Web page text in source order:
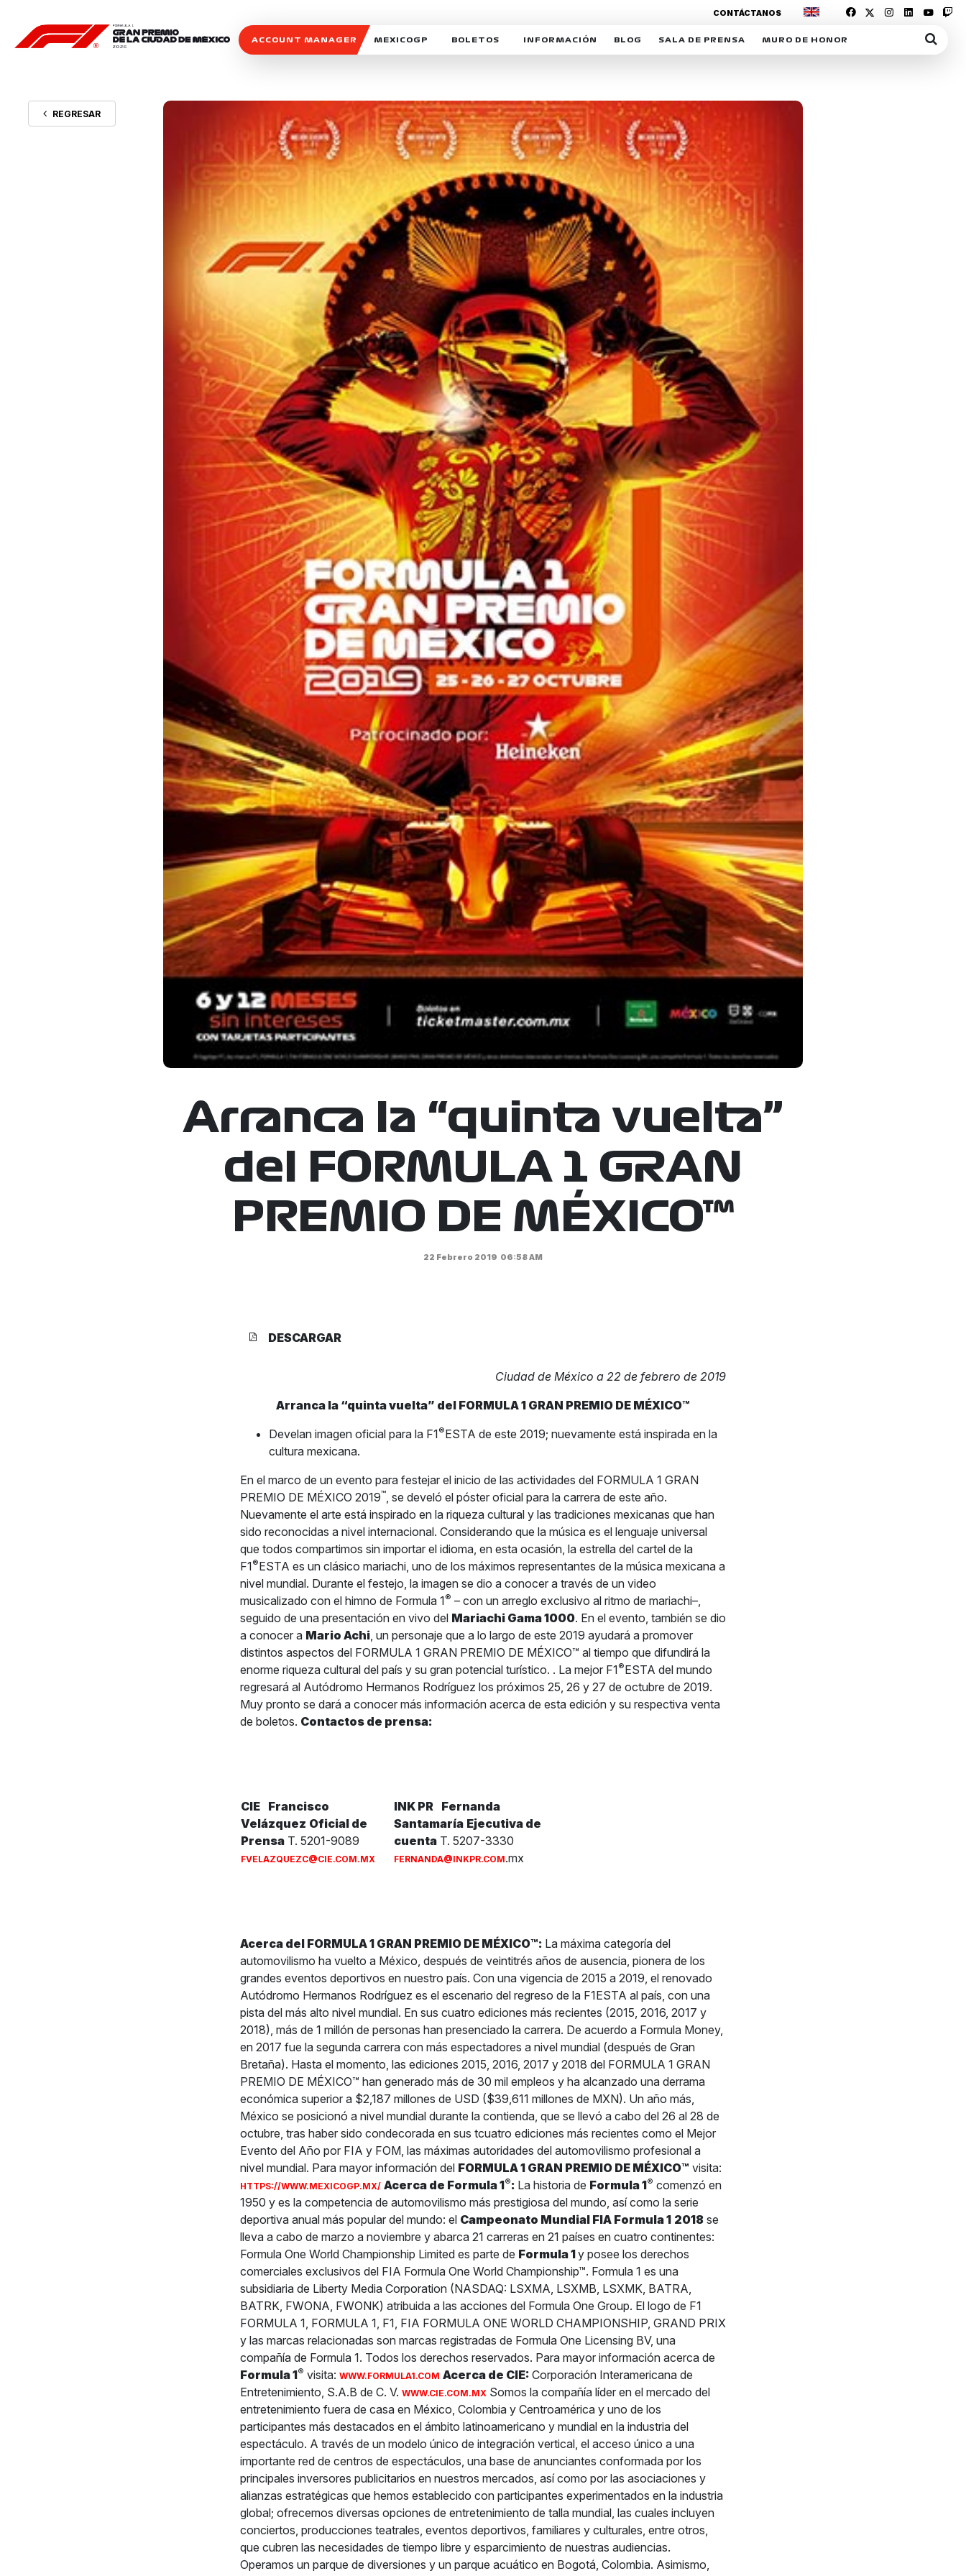
ACCOUNT MANAGER MEXICOGP
SOSTENIBILIDAD
CELEBRA CON NOSOTROS
BOLETOS INFORMACIÓN
DERECHO DE PRIMERA OPCIÓN
REFORESTEMOS JUNTOS
MOTORSPORT ACADEMY
VOLUNTARIOS
EXPOSICIÓN FOTOGRÁFICA
CAMPEONATO
PATROCINADORES
LEGALES TICKETMASTER
BLOG
MEXICOGP
INTERACTIVOS
SALA DE PRENSA
ACREDITACIONES
MURO DE HONOR
CONTÁCTANOS
REGRESAR
Arranca la “quinta vuelta”
del FORMULA 1 GRAN
PREMIO DE MÉXICO™
22 Febrero 2019 06:58 AM
DESCARGAR
Ciudad de México a 22 de febrero de 2019
Arranca la “quinta vuelta” del FORMULA 1 GRAN PREMIO DE MÉXICO™
Develan imagen oficial para la F1®ESTA de este 2019; nuevamente está inspirada en la
cultura mexicana.
En el marco de un evento para festejar el inicio de las actividades del FORMULA 1 GRAN
PREMIO DE MÉXICO 2019™, se develó el póster oficial para la carrera de este año.
Nuevamente el arte está inspirado en la riqueza cultural y las tradiciones mexicanas que han
sido reconocidas a nivel internacional. Considerando que la música es el lenguaje universal
que todos compartimos sin importar el idioma, en esta ocasión, la estrella del cartel de la
F1®ESTA es un clásico mariachi, uno de los máximos representantes de la música mexicana a
nivel mundial. Durante el festejo, la imagen se dio a conocer a través de un video
musicalizado con el himno de Formula 1® – con un arreglo exclusivo al ritmo de mariachi–,
seguido de una presentación en vivo del Mariachi Gama 1000. En el evento, también se dio
a conocer a Mario Achi, un personaje que a lo largo de este 2019 ayudará a promover
distintos aspectos del FORMULA 1 GRAN PREMIO DE MÉXICO™ al tiempo que difundirá la
enorme riqueza cultural del país y su gran potencial turístico. . La mejor F1®ESTA del mundo
regresará al Autódromo Hermanos Rodríguez los próximos 25, 26 y 27 de octubre de 2019.
Muy pronto se dará a conocer más información acerca de esta edición y su respectiva venta
de boletos. Contactos de prensa:
CIE
Francisco
Velázquez Oficial de
PrensaT. 5201-9089
FVELAZQUEZC@CIE.COM.MX
INK PR
Fernanda
Santamaría Ejecutiva de
cuentaT. 5207-3330
FERNANDA@INKPR.COM.mx
Acerca del FORMULA 1 GRAN PREMIO DE MÉXICO™:La máxima categoría del
automovilismo ha vuelto a México, después de veintitrés años de ausencia, pionera de los
grandes eventos deportivos en nuestro país. Con una vigencia de 2015 a 2019, el renovado
Autódromo Hermanos Rodríguez es el escenario del regreso de la F1ESTA al país, con una
pista del más alto nivel mundial. En sus cuatro ediciones más recientes (2015, 2016, 2017 y
2018), más de 1 millón de personas han presenciado la carrera. De acuerdo a Formula Money,
en 2017 fue la segunda carrera con más espectadores a nivel mundial (después de Gran
Bretaña). Hasta el momento, las ediciones 2015, 2016, 2017 y 2018 del FORMULA 1 GRAN
PREMIO DE MÉXICO™ han generado más de 30 mil empleos y ha alcanzado una derrama
económica superior a $2,187 millones de USD ($39,611 millones de MXN). Un año más,
México se posicionó a nivel mundial durante la contienda, que se llevó a cabo del 26 al 28 de
octubre, tras haber sido condecorada en sus tcuatro ediciones más recientes como el Mejor
Evento del Año por FIA y FOM, las máximas autoridades del automovilismo profesional a
nivel mundial. Para mayor información del FORMULA 1 GRAN PREMIO DE MÉXICO™ visita:
HTTPS://WWW.MEXICOGP.MX/ Acerca de Formula 1®:La historia de Formula 1® comenzó en
1950 y es la competencia de automovilismo más prestigiosa del mundo, así como la serie
deportiva anual más popular del mundo: el Campeonato Mundial FIA Formula 1 2018se
lleva a cabo de marzo a noviembre y abarca 21 carreras en 21 países en cuatro continentes:
Formula One World Championship Limited es parte de Formula 1y posee los derechos
comerciales exclusivos del FIA Formula One World Championship™. Formula 1 es una
subsidiaria de Liberty Media Corporation (NASDAQ: LSXMA, LSXMB, LSXMK, BATRA,
BATRK, FWONA, FWONK) atribuida a las acciones del Formula One Group. El logo de F1
FORMULA 1, FORMULA 1, F1, FIA FORMULA ONE WORLD CHAMPIONSHIP, GRAND PRIX
y las marcas relacionadas son marcas registradas de Formula One Licensing BV, una
compañía de Formula 1. Todos los derechos reservados. Para mayor información acerca de
Formula 1® visita: WWW.FORMULA1.COM Acerca de CIE:Corporación Interamericana de
Entretenimiento, S.A.B de C. V. WWW.CIE.COM.MXSomos la compañía líder en el mercado del
entretenimiento fuera de casa en México, Colombia y Centroamérica y uno de los
participantes más destacados en el ámbito latinoamericano y mundial en la industria del
espectáculo. A través de un modelo único de integración vertical, el acceso único a una
importante red de centros de espectáculos, una base de anunciantes conformada por los
principales inversores publicitarios en nuestros mercados, así como por las asociaciones y
alianzas estratégicas que hemos establecido con participantes experimentados en la industria
global; ofrecemos diversas opciones de entretenimiento de talla mundial, las cuales incluyen
conciertos, producciones teatrales, eventos deportivos, familiares y culturales, entre otros,
que cubren las necesidades de tiempo libre y esparcimiento de nuestras audiencias.
Operamos un parque de diversiones y un parque acuático en Bogotá, Colombia. Asimismo,